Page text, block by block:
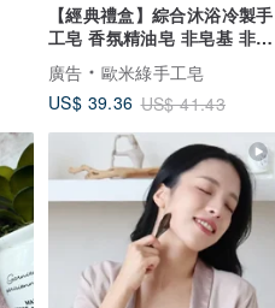
【經典禮盒】綜合沐浴冷製手
工皂 香氛精油皂 非皂基 非化
工皂
廣告
歐米綠手工皂
US$ 39.36 US$ 41.43